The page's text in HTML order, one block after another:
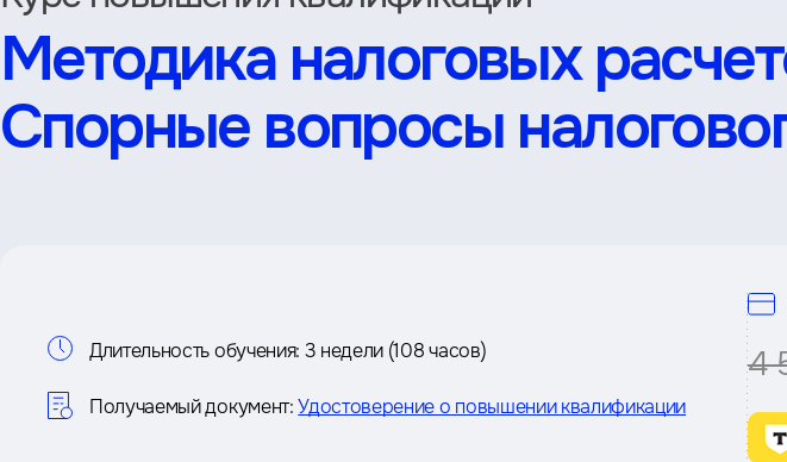
Методика налоговых
Спорные вопросы
Информация
о
курсе
Длительность обучения: 3 недели (108 часов)
Получаемый документ: Удостоверение о повышении квалификации
4